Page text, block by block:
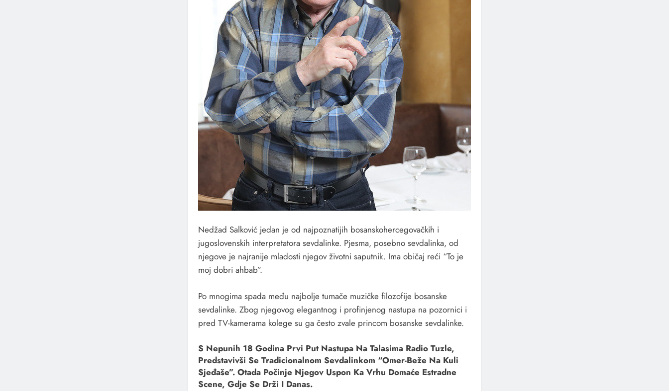
Nedžad Salković jedan je od najpoznatijih bosanskohercegovačkih i
jugoslovenskih interpretatora sevdalinke. Pjesma, posebno sevdalinka, od
njegove je najranije mladosti njegov životni saputnik. Ima običaj reći “To je
moj dobri ahbab”.
Po mnogima spada među najbolje tumače muzičke filozofije bosanske
sevdalinke. Zbog njegovog elegantnog i profinjenog nastupa na pozornici i
pred TV-kamerama kolege su ga često zvale princom bosanske sevdalinke.
S Nepunih 18 Godina Prvi Put Nastupa Na Talasima Radio Tuzle,
Predstavivši Se Tradicionalnom Sevdalinkom “Omer-Beže Na Kuli
Sjeđaše”. Otada Počinje Njegov Uspon Ka Vrhu Domaće Estradne
Scene, Gdje Se Drži I Danas.